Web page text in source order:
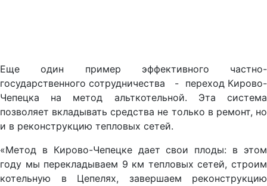
Еще один пример эффективного частно-
государственного сотрудничества - переход Кирово-
Чепецка на метод альткотельной. Эта система
позволяет вкладывать средства не только в ремонт, но
и в реконструкцию тепловых сетей.
«Метод в Кирово-Чепецке дает свои плоды: в этом
году мы перекладываем 9 км тепловых сетей, строим
котельную в Цепелях, завершаем реконструкцию